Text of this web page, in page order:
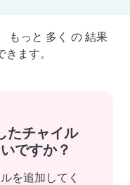
もっと 多く の 結果
ます。
たチャイル
ですか？
を追加してく